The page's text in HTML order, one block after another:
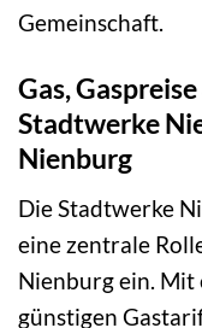
Gemeinschaft.
Gas,
Stadtwerke
Nienburg
Die Stadtwerke
eine zentrale
Nienburg ein. Mit
günstigen